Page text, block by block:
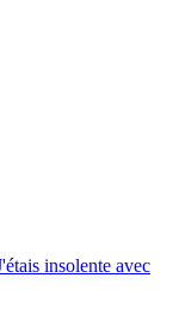
insolente avec